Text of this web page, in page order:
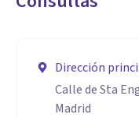
Dirección
Calle de Sta
Madrid